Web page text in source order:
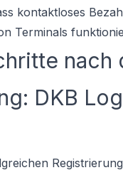
kontaktloses
Terminals
nach
DKB